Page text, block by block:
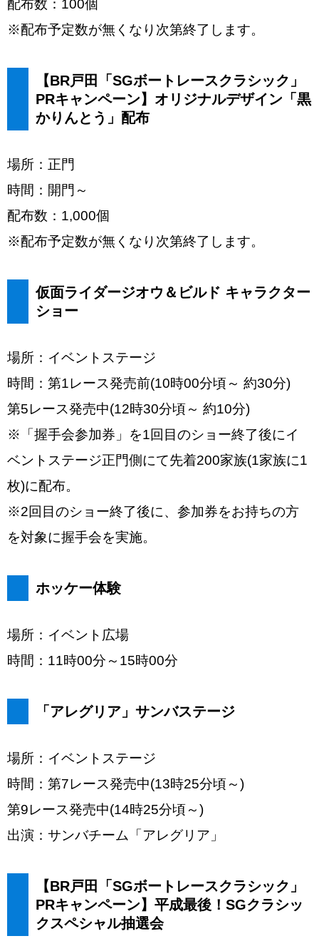
配布数：100個
※配布予定数が無くなり次第終了します。
【BR戸田「SGボートレースクラシック」
PRキャンペーン】オリジナルデザイン「黒
かりんとう」配布
場所：正門
時間：開門～
配布数：1,000個
※配布予定数が無くなり次第終了します。
仮面ライダージオウ＆ビルド キャラクター
ショー
場所：イベントステージ
時間：第1レース発売前(10時00分頃～ 約30分)
第5レース発売中(12時30分頃～ 約10分)
※「握手会参加券」を1回目のショー終了後にイ
ベントステージ正門側にて先着200家族(1家族に1
枚)に配布。
※2回目のショー終了後に、参加券をお持ちの方
を対象に握手会を実施。
ホッケー体験
場所：イベント広場
時間：11時00分～15時00分
「アレグリア」サンバステージ
場所：イベントステージ
時間：第7レース発売中(13時25分頃～)
第9レース発売中(14時25分頃～)
出演：サンバチーム「アレグリア」
【BR戸田「SGボートレースクラシック」
PRキャンペーン】平成最後！SGクラシッ
クスペシャル抽選会